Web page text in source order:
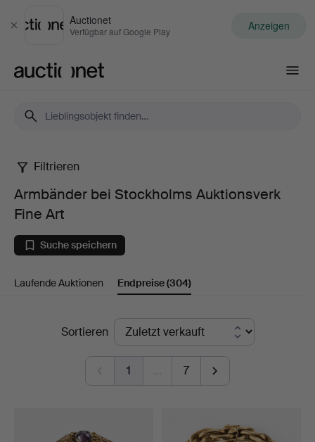
Schließen
Auctionet
Verfügbar auf Google Play Anzeigen
Armbänder
bei
Stockholms
Auktionsverk
Filtrieren
Armbänder bei Stockholms Auktionsverk
Fine Art
Suche speichern
Laufende Auktionen Endpreise(304)
EndpreiseSortieren
1 … 7